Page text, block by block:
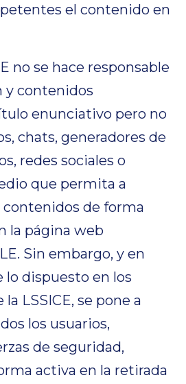
el contenido en
no se hace responsable
y contenidos
enunciativo pero no
chats, generadores de
redes sociales o
que permita a
de forma
la página web
Sin embargo, y en
dispuesto en los
la LSSICE, se pone a
los usuarios,
de seguridad,
activa en la retirada